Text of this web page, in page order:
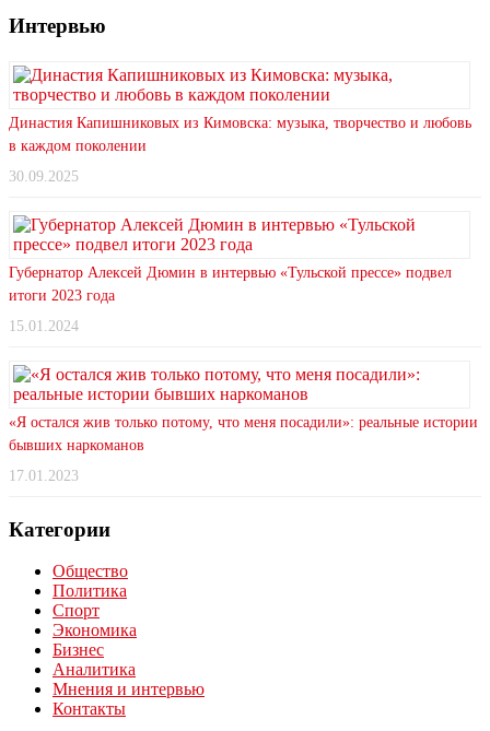
Интервью
Династия Капишниковых из Кимовска: музыка, творчество и любовь
в каждом поколении
30.09.2025
Губернатор Алексей Дюмин в интервью «Тульской прессе» подвел
итоги 2023 года
15.01.2024
«Я остался жив только потому, что меня посадили»: реальные истории
бывших наркоманов
17.01.2023
Категории
Общество
Политика
Спорт
Экономика
Бизнес
Аналитика
Мнения и интервью
Контакты